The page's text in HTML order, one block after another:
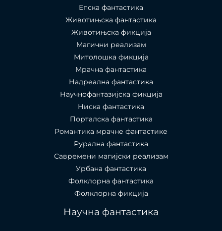
Епска фантастика
Животињска фантастика
Животињска фикција
Магични реализам
Митолошка фикција
Мрачна фантастика
Надреална фантастика
Научнофантазијска фикција
Ниска фантастика
Порталска фантастика​
Романтика мрачне фантастике
Рурална фантастика
Савремени магијски реализам
Урбана фантастика
Фолклорна фантастика
Фолклорна фикција
Научна фантастика